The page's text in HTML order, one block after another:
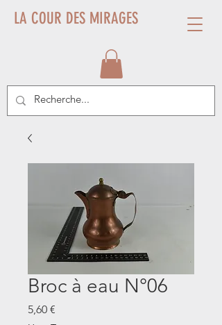
LA COUR DES MIRAGES
Broc à eau N°06
5,60 €